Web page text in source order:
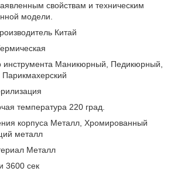
свойствам и техническим
модели.
Китай
инструмента Маникюрный, Педикюрный,
Парикмахерский
температура 220 град.
корпуса Металл, Хромированный
металл
Металл
3600 сек